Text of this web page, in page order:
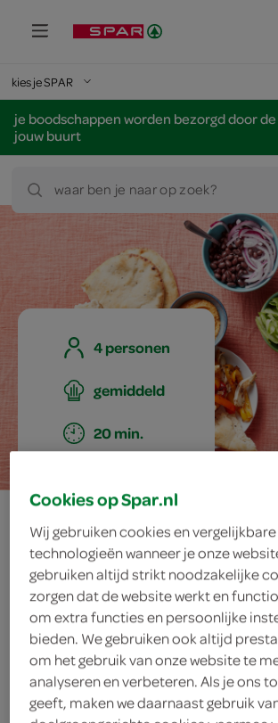
kies je SPAR
je boodschappen worden bezorgd door de
jouw buurt
waar ben je naar op zoek?
4 personen
gemiddeld
20 min.
platbrood
kip, paprika
hummus
ingrediënten
Cookies op Spar.nl
Wij gebruiken cookies en vergelijkbare
technologieën wanneer je onze
gebruiken altijd strikt noodzakelijke
zorgen dat de website werkt en
om extra functies en persoonlijke
bieden. We gebruiken ook altijd
om het gebruik van onze website te
analyseren en verbeteren. Als je ons
geeft, maken we daarnaast gebruik